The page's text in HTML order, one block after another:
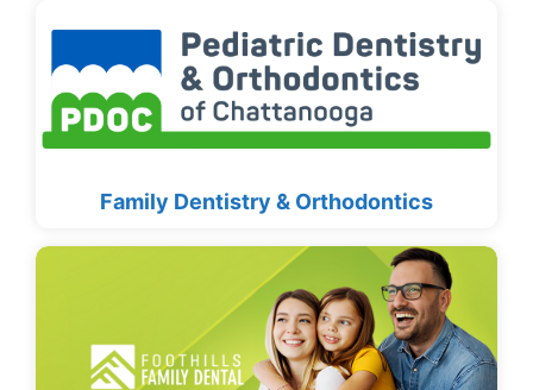
Family Dentistry & Orthodontics